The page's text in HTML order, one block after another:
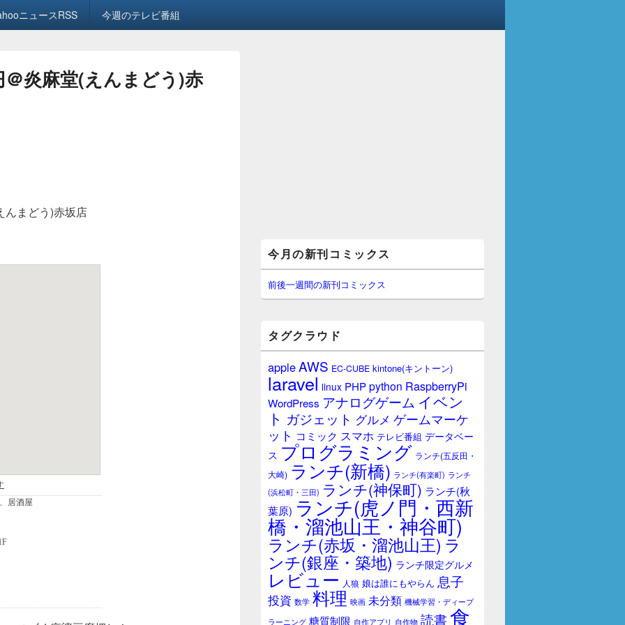
ニュースRSS 今週のテレビ番組
炎麻堂(えんまどう)赤
んまどう)赤坂店
イ
ン
サ
イ
ー
ジ
ッ
ト
今月の新刊コミックス
前後一週間の新刊コミックス
タグクラウド
appleAWS EC-CUBE kintone(キントーン)
laravel linux PHPpython RaspberryPi
WordPress アナログゲーム イベン
ト ガジェット グルメ ゲームマーケ
ット コミック スマホ テレビ番組 データベー
ス プログラミング ランチ(五反田・
大崎) ランチ(新橋) ランチ(有楽町) ランチ
(浜松町・三田) ランチ(神保町) ランチ(秋
葉原) ランチ(虎ノ門・西新
橋・溜池山王・神谷町)
ランチ(赤坂・溜池山王) ラ
ンチ(銀座・築地) ランチ限定グルメ
レビュー 人狼 娘は誰にもやらん 息子
投資 数学 料理 映画 未分類 機械学習・ディープ
ラーニング 糖質制限 自作アプリ 自作物 読書食